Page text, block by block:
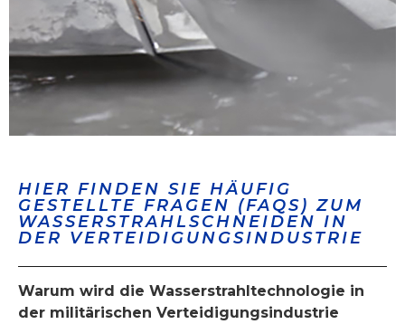
HIER FINDEN SIE HÄUFIG
GESTELLTE FRAGEN (FAQS) ZUM
WASSERSTRAHLSCHNEIDEN IN
DER VERTEIDIGUNGSINDUSTRIE
Warum wird die Wasserstrahltechnologie in
der militärischen Verteidigungsindustrie